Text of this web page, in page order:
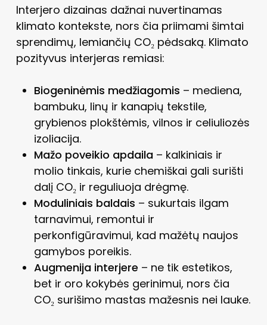
Interjero dizainas dažnai nuvertinamas
klimato kontekste, nors čia priimami šimtai
sprendimų, lemiančių CO₂ pėdsaką. Klimato
pozityvus interjeras remiasi:
Biogeninėmis medžiagomis – mediena,
bambuku, linų ir kanapių tekstile,
grybienos plokštėmis, vilnos ir celiuliozės
izoliacija.
Mažo poveikio apdaila– kalkiniais ir
molio tinkais, kurie chemiškai gali surišti
dalį CO₂ ir reguliuoja drėgmę.
Moduliniais baldais – sukurtais ilgam
tarnavimui, remontui ir
perkonfigūravimui, kad mažėtų naujos
gamybos poreikis.
Augmenija interjere – ne tik estetikos,
bet ir oro kokybės gerinimui, nors čia
CO₂ surišimo mastas mažesnis nei lauke.